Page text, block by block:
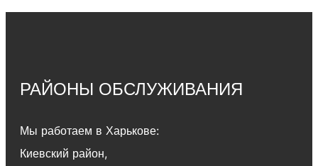
РАЙОНЫ ОБСЛУЖИВАНИЯ
Мы работаем в Харькове:
Киевский район,